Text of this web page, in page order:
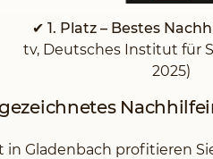
✔ 1. Platz – Bestes
tv, Deutsches Institut für
2025)
in Gladenbach profitieren